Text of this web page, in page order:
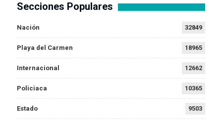
Secciones Populares
Nación 32849
Playa del Carmen 18965
Internacional 12662
Policiaca 10365
Estado 9503